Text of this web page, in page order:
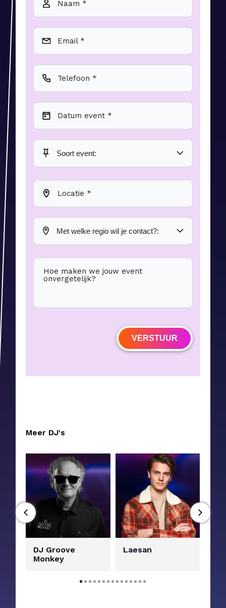
Naam *
Email *
Telefoon *
Datum event *
Locatie *
Hoe maken we jouw event
onvergetelijk?
VERSTUUR
Meer DJ's
DJ Groove
Monkey
Laesan